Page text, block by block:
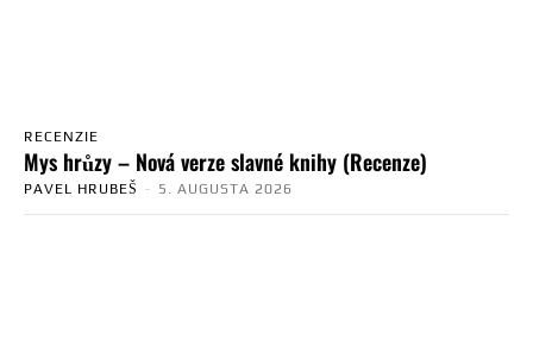
RECENZIE
Mys hrůzy – Nová verze slavné knihy (Recenze)
PAVEL HRUBEŠ - 5. AUGUSTA 2026